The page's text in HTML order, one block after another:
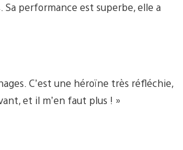
Sa performance est superbe, elle a
C’est une héroïne très réfléchie,
et il m’en faut plus ! »